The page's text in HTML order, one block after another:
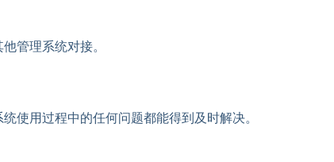
管理系统对接。
使用过程中的任何问题都能得到及时解决。